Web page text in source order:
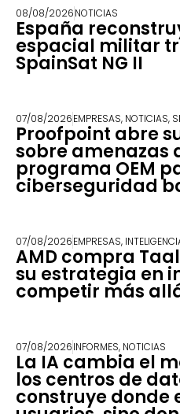
08/08/2026NOTICIAS
España
espacial militar
SpainSat NG II
07/08/2026EMPRESAS, NOTICIAS,
Proofpoint abre
sobre amenazas
programa OEM
ciberseguridad
07/08/2026EMPRESAS,
AMD compra
su estrategia en
competir más
07/08/2026INFORMES, NOTICIAS
La IA cambia el
los centros de
construye donde